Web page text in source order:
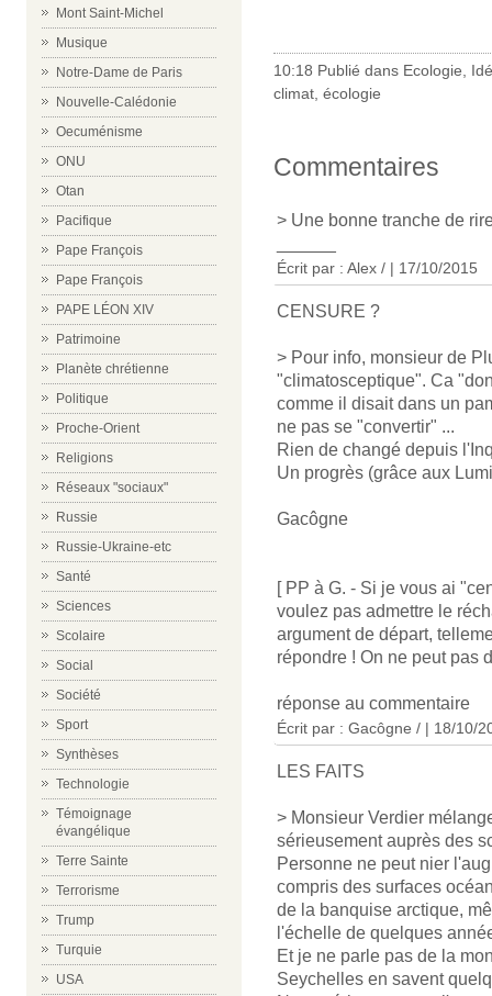
Mont Saint-Michel
Musique
Notre-Dame de Paris
Nouvelle-Calédonie
Oecuménisme
ONU
Otan
Pacifique
Pape François
Pape François
PAPE LÉON XIV
Patrimoine
Planète chrétienne
Politique
Proche-Orient
Religions
Réseaux "sociaux"
Russie
Russie-Ukraine-etc
Santé
Sciences
Scolaire
Social
Société
Sport
Synthèses
Technologie
Témoignage
évangélique
Terre Sainte
Terrorisme
Trump
Turquie
USA
10:18 Publié dans Ecologie
climat écologie
Commentaires
> Une bonne tranche de
Écrit par : Alex / | 17/10/2015
CENSURE ?
> Pour info, monsieur de
"climatosceptique". Ca
comme il disait dans un
ne pas se "convertir" ...
Rien de changé depuis
Un progrès (grâce aux
Gacôgne
[ PP à G. - Si je vous ai
voulez pas admettre le
argument de départ,
répondre ! On ne peut pas
réponse au commentaire
Écrit par : Gacôgne / | 18/10/
LES FAITS
> Monsieur Verdier
sérieusement auprès des
Personne ne peut nier
compris des surfaces
de la banquise arctique,
l'échelle de quelques
Et je ne parle pas de la
Seychelles en savent